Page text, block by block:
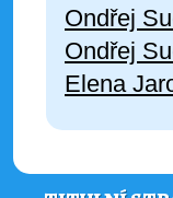
Ondřej
Ondřej
Elena